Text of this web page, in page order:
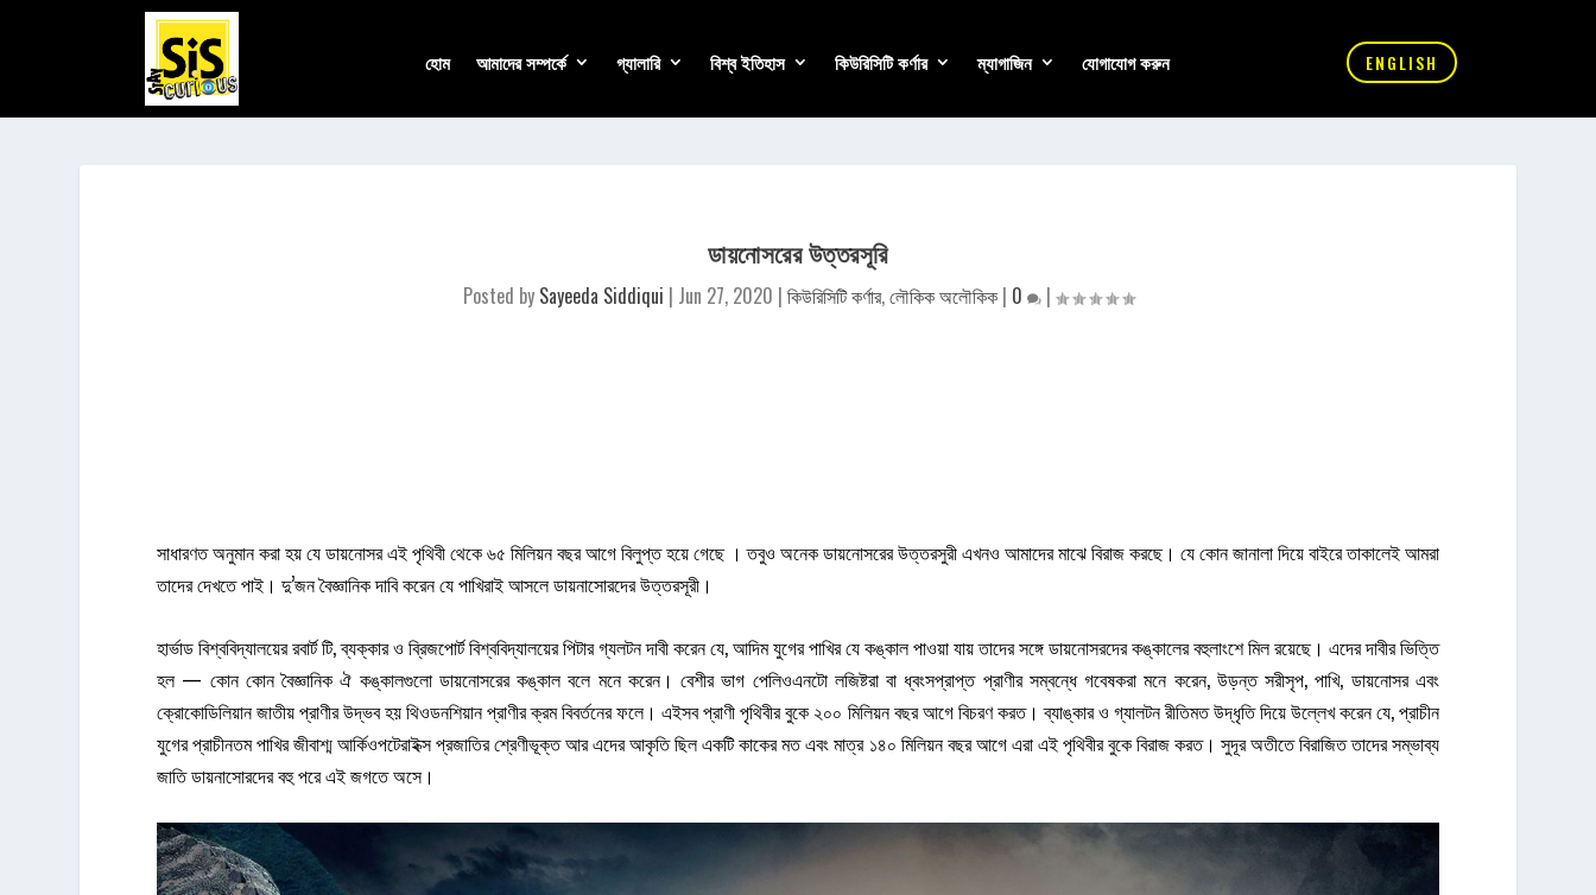
হোম আমাদের সম্পর্কে গ্যালারি বিশ্ব ইতিহাস কিউরিসিটি কর্ণার ম্যাগাজিন যোগাযোগ করুন ENGLISH
ডায়নোসরের উত্তরসূরি
Posted by Sayeeda Siddiqui | Jun 27, 2020 | কিউরিসিটি কর্ণার,লৌকিক অলৌকিক| 0 |
সাধারণত অনুমান করা হয় যে ডায়নোসর এই পৃথিবী থেকে ৬৫ মিলিয়ন বছর আগে বিলুপ্ত হয়ে গেছে । তবুও অনেক ডায়নোসরের উত্তরসুরী এখনও আমাদের মাঝে বিরাজ করছে। যে কোন জানালা দিয়ে বাইরে তাকালেই আমরা
তাদের দেখতে পাই। দু’জন বৈজ্ঞানিক দাবি করেন যে পাখিরাই আসলে ডায়নাসোরদের উত্তরসূরী।
হার্ভাড বিশ্ববিদ্যালয়ের রবার্ট টি, ব্যক্কার ও ব্রিজপোর্ট বিশ্ববিদ্যালয়ের পিটার গ্যলটন দাবী করেন যে, আদিম যুগের পাখির যে কঙ্কাল পাওয়া যায় তাদের সঙ্গে ডায়নোসরদের কঙ্কালের বহুলাংশে মিল রয়েছে। এদের দাবীর ভিত্তি
হল — কোন কোন বৈজ্ঞানিক ঐ কঙ্কালগুলো ডায়নোসরের কঙ্কাল বলে মনে করেন। বেশীর ভাগ পেলিওএনটো লজিষ্টরা বা ধ্বংসপ্রাপ্ত প্রাণীর সম্বন্ধে গবেষকরা মনে করেন, উড়ন্ত সরীসৃপ, পাখি, ডায়নোসর এবং
ক্রোকোডিলিয়ান জাতীয় প্রাণীর উদ্ভব হয় থিওডনশিয়ান প্রাণীর ক্রম বিবর্তনের ফলে। এইসব প্রাণী পৃথিবীর বুকে ২০০ মিলিয়ন বছর আগে বিচরণ করত। ব্যাঙ্কার ও গ্যালটন রীতিমত উদ্ধৃতি দিয়ে উল্লেখ করেন যে, প্রাচীন
যুগের প্রাচীনতম পাখির জীবাশ্ম আর্কিওপটেরাইক্স প্রজাতির শ্রেণীভূক্ত আর এদের আকৃতি ছিল একটি কাকের মত এবং মাত্র ১৪০ মিলিয়ন বছর আগে এরা এই পৃথিবীর বুকে বিরাজ করত। সুদূর অতীতে বিরাজিত তাদের সম্ভাব্য
জাতি ডায়নাসোরদের বহু পরে এই জগতে অসে।